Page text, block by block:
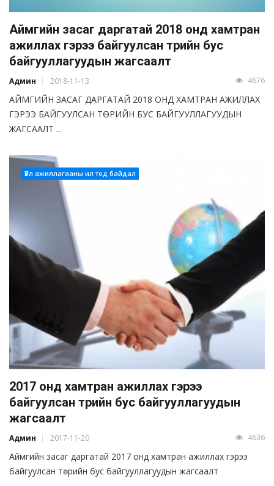
Аймгийн засаг даргатай 2018 онд хамтран
ажиллах гэрээ байгуулсан төрийн бус
байгууллагуудын жагсаалт
Админ 2018-11-13 4676
АЙМГИЙН ЗАСАГ ДАРГАТАЙ 2018 ОНД ХАМТРАН АЖИЛЛАХ
ГЭРЭЭ БАЙГУУЛСАН ТӨРИЙН БУС БАЙГУУЛЛАГУУДЫН
ЖАГСААЛТ ...
Үйл ажиллагааны ил тод байдал
2017 онд хамтран ажиллах гэрээ
байгуулсан төрийн бус байгууллагуудын
жагсаалт
Админ 2017-11-20 4636
Аймгийн засаг даргатай 2017 онд хамтран ажиллах гэрээ
байгуулсан төрийн бус байгууллагуудын жагсаалт